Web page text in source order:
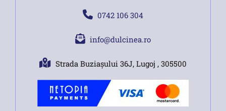
0742 106 304
info@dulcinea.ro
Strada Buziașului 36J, Lugoj , 305500